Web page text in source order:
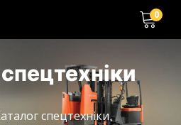
0
спецтехніки